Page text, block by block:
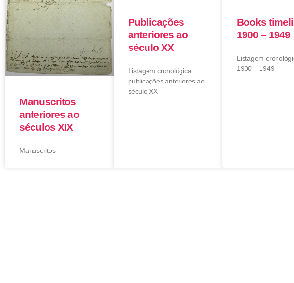
Manuscritos
anteriores ao
séculos XIX
Manuscritos
Publicações
anteriores ao
século XX
Listagem cronológica
publicações anteriores ao
século XX
Books
1900 – 1949
Listagem
1900 – 1949